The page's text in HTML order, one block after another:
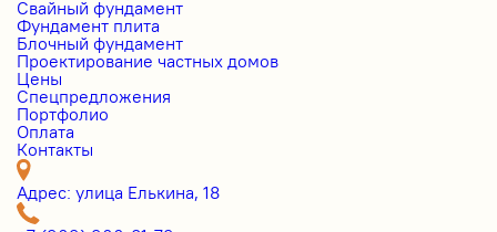
Свайный фундамент
Фундамент плита
Блочный фундамент
Проектирование частных домов
Цены
Cпецпредложения
Портфолио
Оплата
Контакты
Адрес: улица Елькина, 18